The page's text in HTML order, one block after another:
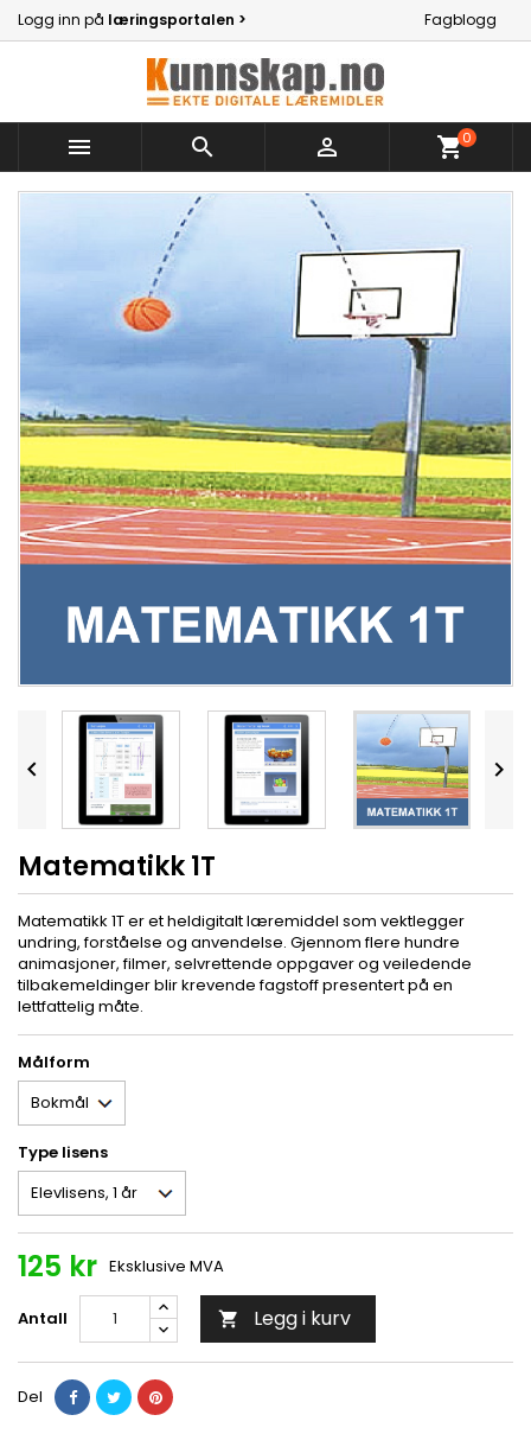
Logg inn på læringsportalen > Fagblogg
   shopping_cart0
 
Matematikk 1T
Matematikk 1T er et heldigitalt læremiddel som vektlegger
undring, forståelse og anvendelse. Gjennom flere hundre
animasjoner, filmer, selvrettende oppgaver og veiledende
tilbakemeldinger blir krevende fagstoff presentert på en
lettfattelig måte.
Målform
Type lisens
125 kr Eksklusive MVA
Antall  Legg i kurv
Del